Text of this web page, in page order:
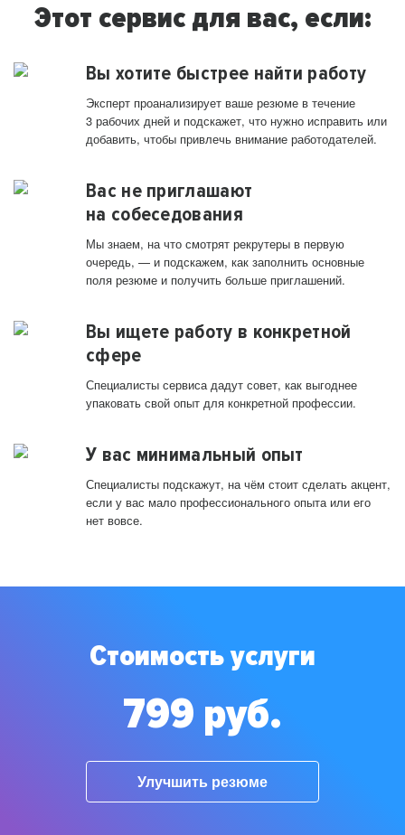
Этот сервис для вас, если:
Вы хотите быстрее найти работу
Эксперт проанализирует ваше резюме в течение
3 рабочих дней и подскажет, что нужно исправить или
добавить, чтобы привлечь внимание работодателей.
Вас не приглашают
на собеседования
Мы знаем, на что смотрят рекрутеры в первую
очередь, — и подскажем, как заполнить основные
поля резюме и получить больше приглашений.
Вы ищете работу в конкретной
сфере
Специалисты сервиса дадут совет, как выгоднее
упаковать свой опыт для конкретной профессии.
У вас минимальный опыт
Специалисты подскажут, на чём стоит сделать акцент,
если у вас мало профессионального опыта или его
нет вовсе.
Стоимость услуги
799 руб.
Улучшить резюме